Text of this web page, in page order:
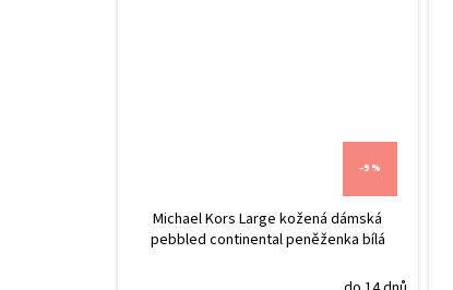
–9 %
Michael Kors Large kožená dámská
pebbled continental peněženka bílá